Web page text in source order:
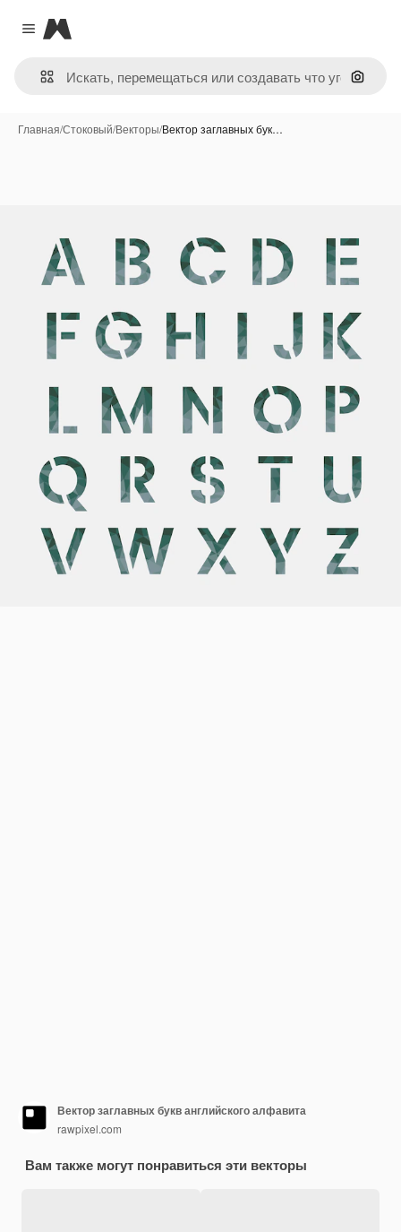
Close menu
Magnific
Поиск
Главная/Стоковый/Векторы/Вектор заглавных бук…
Вектор заглавных букв английского алфавита
rawpixel.com
Вам также могут понравиться эти векторы